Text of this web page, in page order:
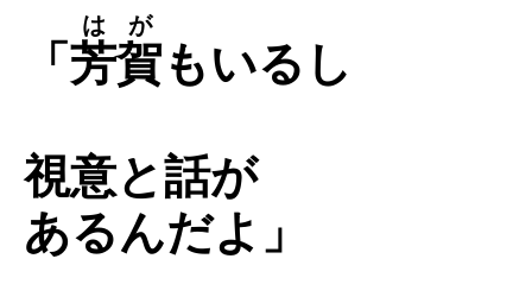
「 芳賀
はが
もいるし
視意と話が
あるんだよ」